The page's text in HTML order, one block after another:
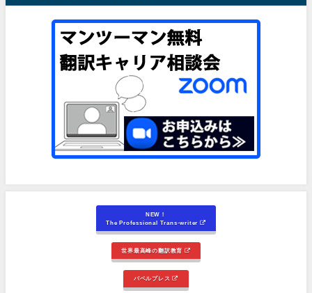
NEW！
The Professional Trans-writer
世界最高峰の翻訳教育
バベルプレス